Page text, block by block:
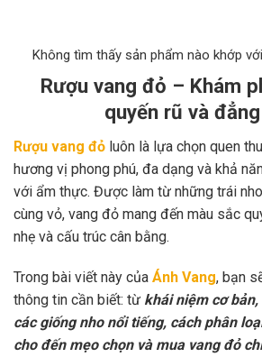
Không tìm thấy sản phẩm nào khớp
Rượu vang đỏ – Khám
quyến rũ và
Rượu vang đỏ luôn là lựa chọn quen
hương vị phong phú, đa dạng và khả
với ẩm thực. Được làm từ những trái
cùng vỏ, vang đỏ mang đến màu sắc
nhẹ và cấu trúc cân bằng.
Trong bài viết này của Ánh Vang, bạn
thông tin cần biết: từ khái niệm cơ
các giống nho nổi tiếng, cách phân
cho đến mẹo chọn và mua vang đỏ